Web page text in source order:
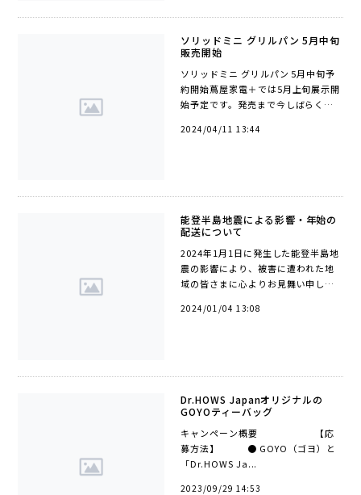
ソリッドミニ グリルパン 5月中旬
販売開始
ソリッドミニ グリルパン 5月中旬予
約開始蔦屋家電＋では5月上旬展示開
始予定です。発売まで今しばらくお
SNS、メールマガジンでお知らせし
2024/04/11 13:44
能登半島地震による影響・年始の
配送について
2024年1月1日に発生した能登半島地
震の影響により、被害に遭われた地
域の皆さまに心よりお見舞い申し上
り、以下のとおり、ヤマト運輸での
2024/01/04 13:08
Dr.HOWS Japanオリジナルの
GOYOティーバッグ
キャンペーン概要 【応
募方法】 ● GOYO（ゴヨ）と
「Dr.HOWS Ja...
2023/09/29 14:53